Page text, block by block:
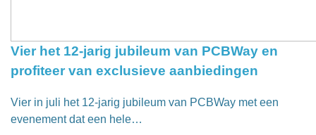
Vier het 12-jarig jubileum van PCBWay en
profiteer van exclusieve aanbiedingen
Vier in juli het 12-jarig jubileum van PCBWay met een
evenement dat een hele…